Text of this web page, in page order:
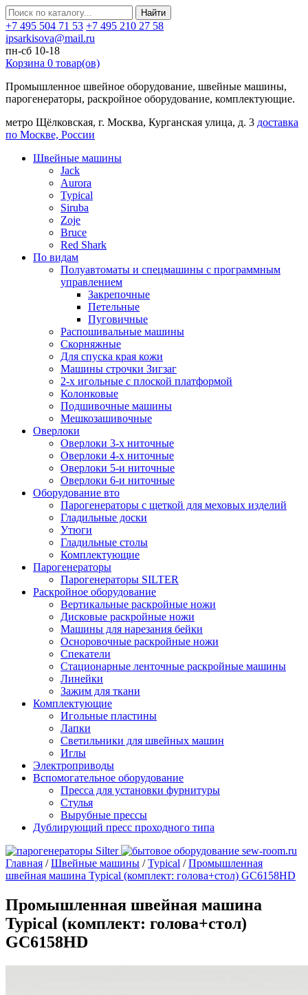
Найти
+7 495 504 71 53 +7 495 210 27 58
ipsarkisova@mail.ru
пн-сб 10-18
Корзина 0 товар(ов)
Промышленное швейное оборудование, швейные машины,
парогенераторы, раскройное оборудование, комплектующие.
метро Щёлковская, г. Москва, Курганская улица, д. 3 доставка
по Москве, России
Швейные машины
Jack
Aurora
Typical
Siruba
Zoje
Bruce
Red Shark
По видам
Полуавтоматы и спецмашины с программным
управлением
Закрепочные
Петельные
Пуговичные
Распошивальные машины
Скорняжные
Для спуска края кожи
Машины строчки Зигзаг
2-х игольные с плоской платформой
Колонковые
Подшивочные машины
Мешкозашивочные
Оверлоки
Оверлоки 3-х ниточные
Оверлоки 4-х ниточные
Оверлоки 5-и ниточные
Оверлоки 6-и ниточные
Оборудование вто
Парогенераторы с щеткой для меховых изделий
Гладильные доски
Утюги
Гладильные столы
Комплектующие
Парогенераторы
Парогенераторы SILTER
Раскройное оборудование
Вертикальные раскройные ножи
Дисковые раскройные ножи
Машины для нарезания бейки
Осноровочные раскройные ножи
Спекатели
Стационарные ленточные раскройные машины
Линейки
Зажим для ткани
Комплектующие
Игольные пластины
Лапки
Светильники для швейных машин
Иглы
Электроприводы
Вспомогательное оборудование
Пресса для установки фурнитуры
Стулья
Вырубные прессы
Дублирующий пресс проходного типа
Главная /Швейные машины /Typical /Промышленная
швейная машина Typical (комплект: голова+стол) GC6158HD
Промышленная швейная машина
Typical (комплект: голова+стол)
GC6158HD